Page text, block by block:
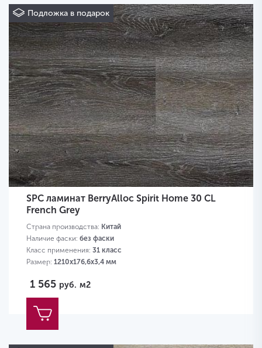
Подложка в подарок
SPC ламинат BerryAlloc Spirit Home 30 CL
French Grey
Страна производства: Китай
Наличие фаски: без фаски
Класс применения: 31 класс
Размер: 1210х176,6х3,4 мм
1 565 руб. м2